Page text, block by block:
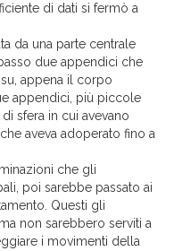
di dati si fermò a
da una parte centrale
due appendici che
appena il corpo
appendici, più piccole
sfera in cui avevano
aveva adoperato fino a
che gli
poi sarebbe passato ai
Questi gli
non sarebbero serviti a
i movimenti della